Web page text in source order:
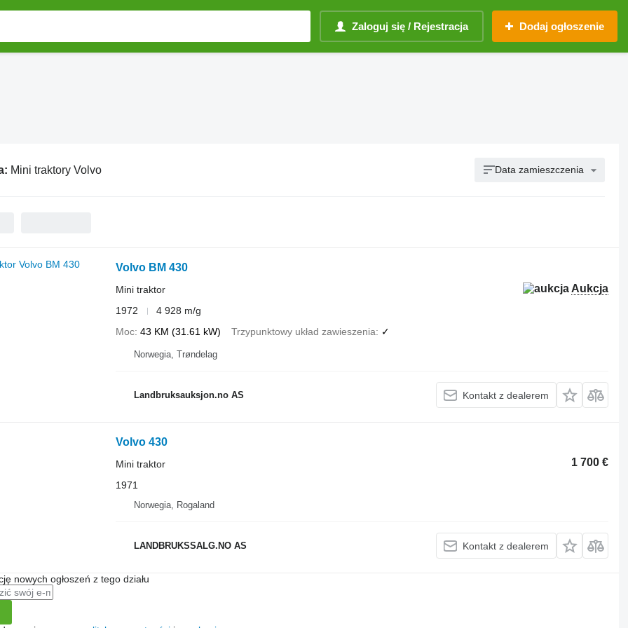
Zaloguj się / Rejestracja Dodaj ogłoszenie
Mini traktory Volvo Data zamieszczenia
Volvo BM 430
Aukcja
Mini traktor
1972
4 928 m/g
Moc 43 KM (31.61 kW) Trzypunktowy układ zawieszenia ✓
Norwegia, Trøndelag
Landbruksauksjon.no AS Kontakt z dealerem
Volvo 430
1 700 €
Mini traktor
1971
Norwegia, Rogaland
LANDBRUKSSALG.NO AS Kontakt z dealerem
nowych ogłoszeń z tego działu